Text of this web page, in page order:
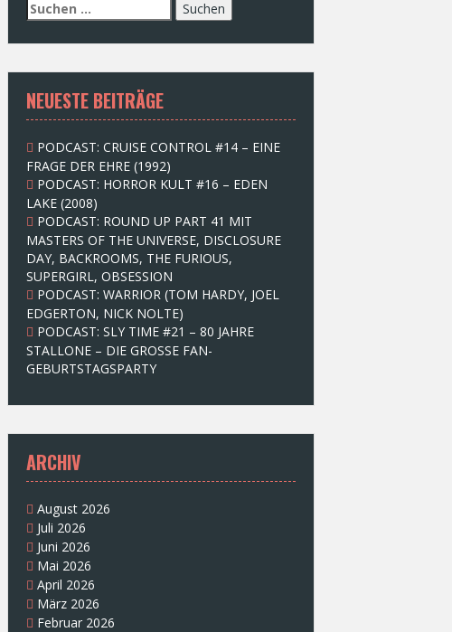
S
u
c
e
n
n
c
h
:
NEUESTE BEITRÄGE
PODCAST: CRUISE CONTROL #14 – EINE
FRAGE DER EHRE (1992)
PODCAST: HORROR KULT #16 – EDEN
LAKE (2008)
PODCAST: ROUND UP PART 41 MIT
MASTERS OF THE UNIVERSE, DISCLOSURE
DAY, BACKROOMS, THE FURIOUS,
SUPERGIRL, OBSESSION
PODCAST: WARRIOR (TOM HARDY, JOEL
EDGERTON, NICK NOLTE)
PODCAST: SLY TIME #21 – 80 JAHRE
STALLONE – DIE GROSSE FAN-
GEBURTSTAGSPARTY
ARCHIV
August 2026
Juli 2026
Juni 2026
Mai 2026
April 2026
März 2026
Februar 2026